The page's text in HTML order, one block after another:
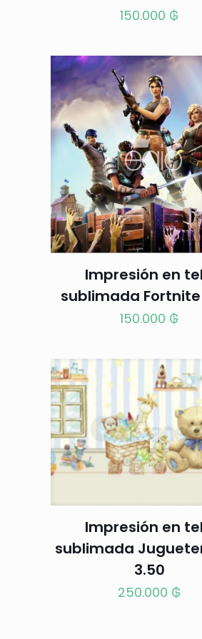
150.000 ₲
Impresión en
sublimada Fortnite
150.000 ₲
Impresión en
sublimada
3.50
250.000 ₲